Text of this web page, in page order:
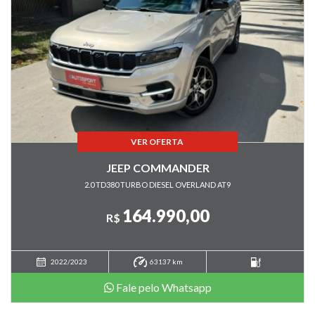
Computador de bordo
Controle automático de velocidade
Controle de tração
Desembaçador traseiro
Direção Elétrica
Direção hidráulica
Disqueteira
DVD Player
GPS
Injeção eletrônica
VER OFERTA
JEEP COMMANDER
2.0 TD380 TURBO DIESEL OVERLAND AT9
R$ 164.990,00
2022/2023 63137 km
Fale pelo Whatsapp